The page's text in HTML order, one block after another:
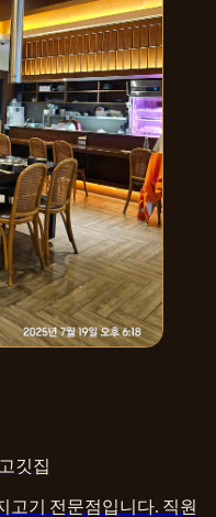
깃집
고기 전문점입니다. 직원